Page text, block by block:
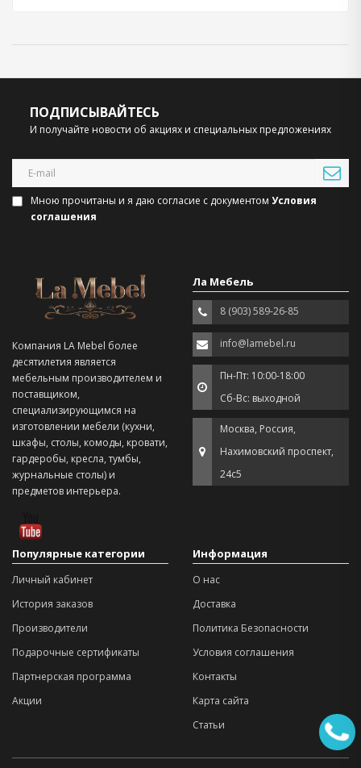
ПОДПИСЫВАЙТЕСЬ
И получайте новости об акциях и специальных предложениях
Мною прочитаны и я даю согласие с документом Условия
соглашения
Компания LA Mebel более
десятилетия является
мебельным производителем и
поставщиком,
специализирующимся на
изготовлении мебели (кухни,
шкафы, столы, комоды, кровати,
гардеробы, кресла, тумбы,
журнальные столы) и
предметов интерьера.
Ла Мебель
8 (903) 589-26-85
info@lamebel.ru
Пн-Пт: 10:00-18:00
Сб-Вс: выходной
Москва, Россия,
Нахимовский проспект,
24с5
Популярные категории
Личный кабинет
История заказов
Производители
Подарочные сертификаты
Партнерская программа
Акции
Информация
О нас
Доставка
Политика Безопасности
Условия соглашения
Контакты
Карта сайта
Статьи